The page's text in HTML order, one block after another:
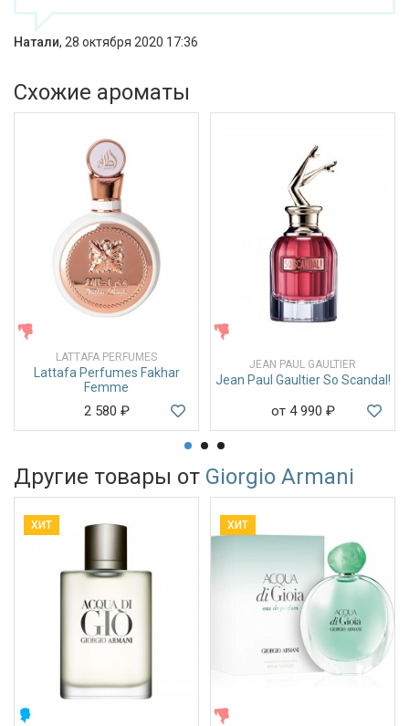
Натали, 28 октября 2020 17:36
Схожие ароматы
LATTAFA PERFUMES
Lattafa Perfumes Fakhar
Femme
2 580 ₽
JEAN PAUL GAULTIER
Jean Paul Gaultier So Scandal!
от 4 990 ₽
Другие товары от Giorgio Armani
ХИТ ХИТ